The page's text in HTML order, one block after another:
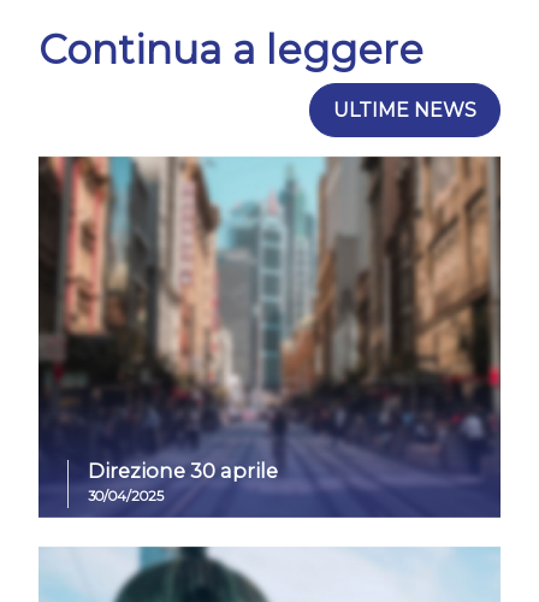
Continua a leggere
ULTIME NEWS
Direzione 30 aprile
30/04/2025